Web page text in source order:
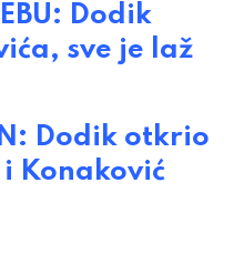
Dodik
sve je laž
Dodik otkrio
Konaković